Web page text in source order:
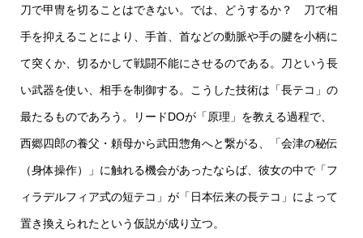
刀で甲冑を切ることはできない。では、どうするか？ 刀で相
手を抑えることにより、手首、首などの動脈や手の腱を小柄に
て突くか、切るかして戦闘不能にさせるのである。刀という長
い武器を使い、相手を制御する。こうした技術は「長テコ」の
最たるものであろう。リードDOが「原理」を教える過程で、
西郷四郎の養父・頼母から武田惣角へと繋がる、「会津の秘伝
（身体操作）」に触れる機会があったならば、彼女の中で「フ
ィラデルフィア式の短テコ」が「日本伝来の長テコ」によって
置き換えられたという仮説が成り立つ。